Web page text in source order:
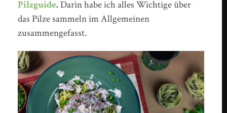
Pilzguide.Darin habe ich alles Wichtige über
das Pilze sammeln im Allgemeinen
zusammengefasst.